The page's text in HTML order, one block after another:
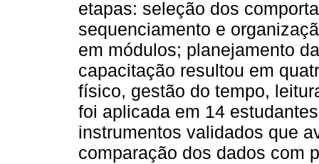
etapas: seleção dos
sequenciamento e
em módulos; planejamento
capacitação resultou em
físico, gestão do tempo,
foi aplicada em 14
instrumentos validados que
comparação dos dados com